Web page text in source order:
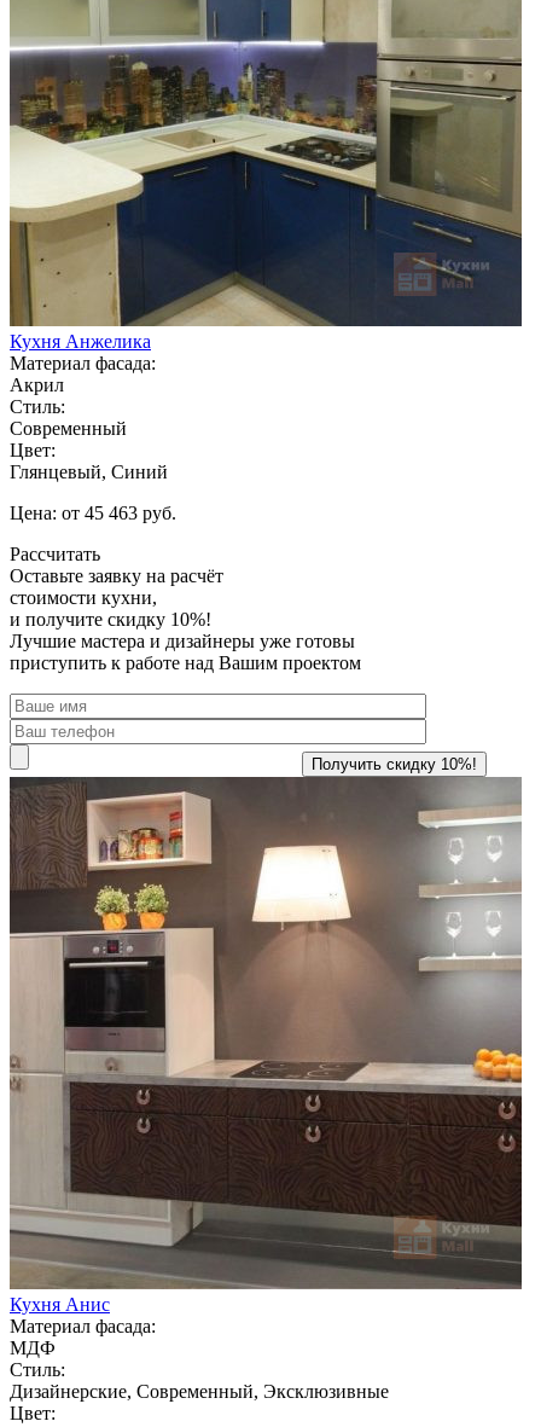
Кухня Анжелика
Материал фасада:
Акрил
Стиль:
Современный
Цвет:
Глянцевый, Синий
Цена: от 45 463 руб.
Рассчитать
Оставьте заявку на расчёт
стоимости кухни,
и получите скидку 10%!
Лучшие мастера и дизайнеры уже готовы
приступить к работе над Вашим проектом
Кухня Анис
Материал фасада:
МДФ
Стиль:
Дизайнерские, Современный, Эксклюзивные
Цвет: